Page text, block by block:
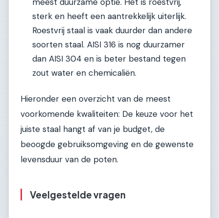
meest duurzame optie. Het is roestvrij,
sterk en heeft een aantrekkelijk uiterlijk.
Roestvrij staal is vaak duurder dan andere
soorten staal. AISI 316 is nog duurzamer
dan AISI 304 en is beter bestand tegen
zout water en chemicaliën.
Hieronder een overzicht van de meest
voorkomende kwaliteiten: De keuze voor het
juiste staal hangt af van je budget, de
beoogde gebruiksomgeving en de gewenste
levensduur van de poten.
Veelgestelde vragen